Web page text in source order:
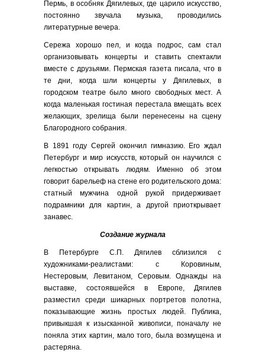
Пермь, в особняк Дягилевых, где царило искусство,
постоянно звучала музыка, проводились
литературные вечера.
Сережа хорошо пел, и когда подрос, сам стал
организовывать концерты и ставить спектакли
вместе с друзьями. Пермская газета писала, что в
те дни, когда шли концерты у Дягилевых, в
городском театре было много свободных мест. А
когда маленькая гостиная перестала вмещать всех
желающих, зрелища были перенесены на сцену
Благородного собрания.
В 1891 году Сергей окончил гимназию. Его ждал
Петербург и мир искусств, который он научился с
легкостью открывать людям. Именно об этом
говорит барельеф на стене его родительского дома:
статный мужчина одной рукой придерживает
подрамники для картин, а другой приоткрывает
занавес.
Создание журнала
В Петербурге С.П. Дягилев сблизился с
художниками-реалистами: с Коровиным,
Нестеровым, Левитаном, Серовым. Однажды на
выставке, состоявшейся в Европе, Дягилев
разместил среди шикарных портретов полотна,
показывающие жизнь простых людей. Публика,
привыкшая к изысканной живописи, поначалу не
поняла этих картин, мало того, была возмущена и
растеряна.